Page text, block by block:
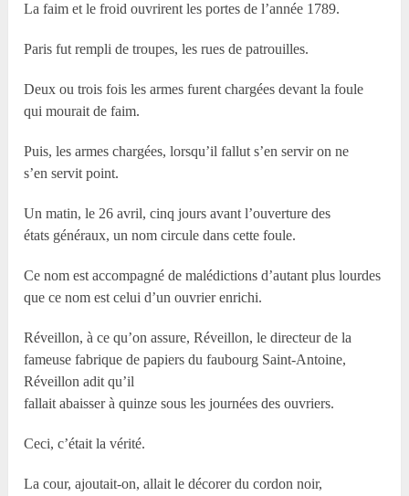
La faim et le froid ouvrirent les portes de l’année 1789.
Paris fut rempli de troupes, les rues de patrouilles.
Deux ou trois fois les armes furent chargées devant la foule
qui mourait de faim.
Puis, les armes chargées, lorsqu’il fallut s’en servir on ne
s’en servit point.
Un matin, le 26 avril, cinq jours avant l’ouverture des
états généraux, un nom circule dans cette foule.
Ce nom est accompagné de malédictions d’autant plus lourdes
que ce nom est celui d’un ouvrier enrichi.
Réveillon, à ce qu’on assure, Réveillon, le directeur de la
fameuse fabrique de papiers du faubourg Saint-Antoine,
Réveillon adit qu’il
fallait abaisser à quinze sous les journées des ouvriers.
Ceci, c’était la vérité.
La cour, ajoutait-on, allait le décorer du cordon noir,